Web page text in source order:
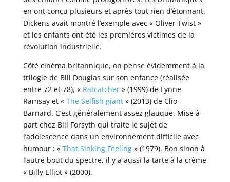
en ont conçu plusieurs et après tout rien d’étonnant.
Dickens avait montré l’exemple avec « Oliver Twist »
et les enfants ont été les premières victimes de la
révolution industrielle.
Côté cinéma britannique, on pense évidemment à la
trilogie de Bill Douglas sur son enfance (réalisée
entre 72 et 78), « Ratcatcher» (1999) de Lynne
Ramsay et « The Selfish giant» (2013) de Clio
Barnard. C’est généralement assez glauque. Mise à
part chez Bill Forsyth qui traite le sujet de
l’adolescence dans un environnement difficile avec
humour : « That Sinking Feeling» (1979). Bon sinon à
l’autre bout du spectre, il y a aussi la tarte à la crème
« Billy Elliot » (2000).